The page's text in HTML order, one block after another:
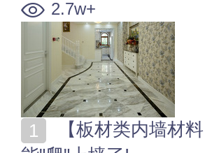
2.7w+